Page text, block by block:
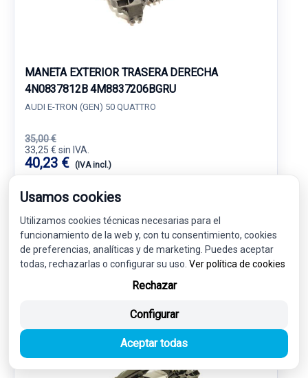
MANETA EXTERIOR TRASERA DERECHA
4N0837812B 4M8837206BGRU
AUDI E-TRON (GEN) 50 QUATTRO
35,00 €
33,25 € sin IVA.
40,23 € (IVA incl.)
Ref: 7876282
Garantía 1 año Envío 24-48h
Usamos cookies
Utilizamos cookies técnicas necesarias para el
funcionamiento de la web y, con tu consentimiento, cookies
de preferencias, analíticas y de marketing. Puedes aceptar
todas, rechazarlas o configurar su uso. Ver política de cookies
Rechazar
Configurar
Aceptar todas